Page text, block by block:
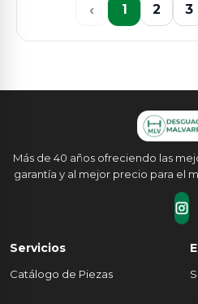
‹ 1 2 3
Más de 40 años ofreciendo las
garantía y al mejor precio para el
Servicios
Catálogo de Piezas